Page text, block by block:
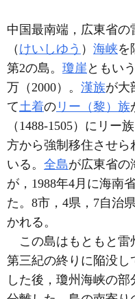
中国最南端，広東省の
（ けいしゆう ） 海峡を
第2の島。 瓊崖 ともい
万（2000）。 漢族が大
て土着の リー（黎）族
（1488-1505）にリー
方から強制移住させら
いる。 全島が広東省の
が，1988年4月に海南
た。8市，4県，7自治
かれる。
この島はもともと雷
第三紀の終りに陥没し
した後，瓊州海峡の